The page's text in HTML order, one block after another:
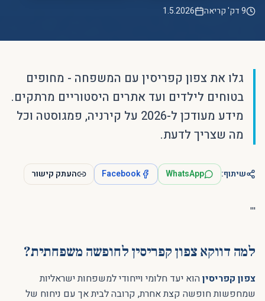
9 דק' קריאה 1.5.2026
גלו את צפון קפריסין עם המשפחה - מחופים
בטוחים לילדים ועד אתרים היסטוריים מרתקים.
מידע מעודכן ל-2026 על קירניה, פמגוסטה וכל
מה שצריך לדעת.
שיתוף: WhatsApp
Facebook העתק קישור
'''
למה דווקא צפון קפריסין לחופשה משפחתית?
צפון קפריסיןהוא יעד חלומי וייחודי למשפחות ישראליות
שמחפשות חופשה קצת אחרת, קרובה לבית אך עם ניחוח של